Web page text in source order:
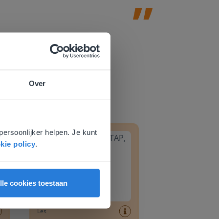
Over
helpen. Je kunt
policy.
cookies toestaan
Les